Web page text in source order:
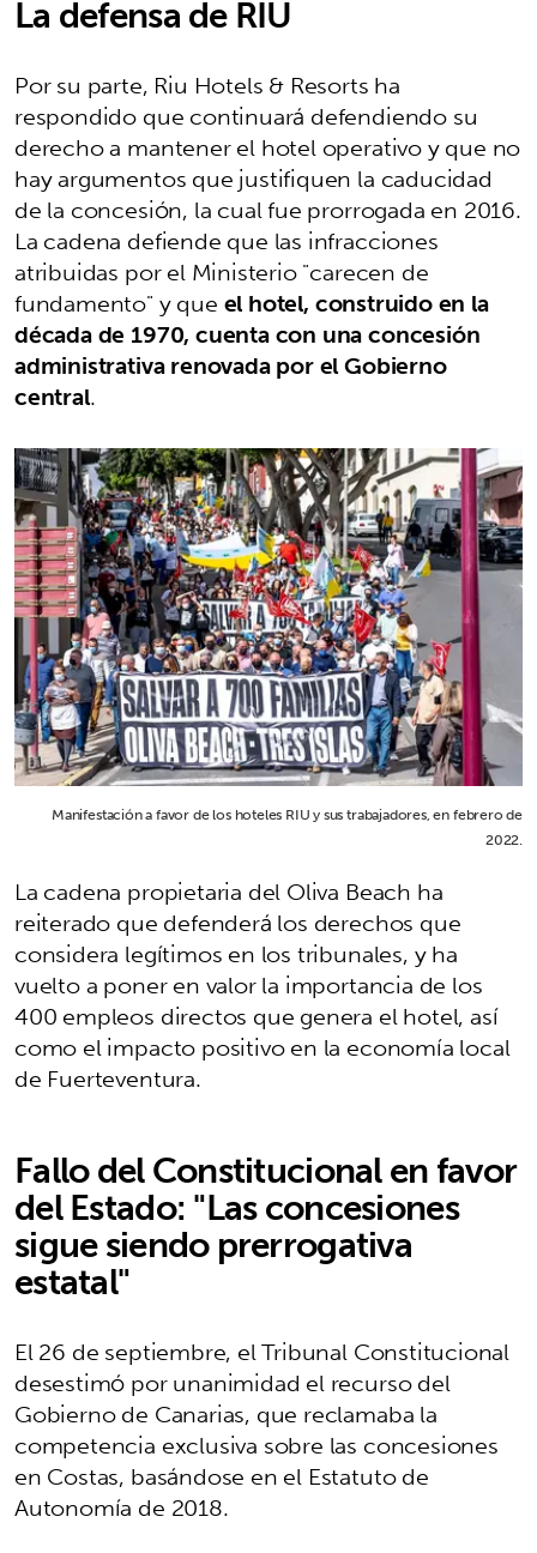
La defensa de RIU
Por su parte, Riu Hotels & Resorts ha
respondido que continuará defendiendo su
derecho a mantener el hotel operativo y que no
hay argumentos que justifiquen la caducidad
de la concesión, la cual fue prorrogada en 2016.
La cadena defiende que las infracciones
atribuidas por el Ministerio "carecen de
fundamento" y queel hotel, construido en la
década de 1970, cuenta con una concesión
administrativa renovada por el Gobierno
central.
Manifestación a favor de los hoteles RIU y sus trabajadores, en febrero de
2022.
La cadena propietaria del Oliva Beach ha
reiterado que defenderá los derechos que
considera legítimos en los tribunales, y ha
vuelto a poner en valor la importancia de los
400 empleos directos que genera el hotel, así
como el impacto positivo en la economía local
de Fuerteventura.
Fallo del Constitucional en favor
del Estado: "Las concesiones
sigue siendo prerrogativa
estatal"
El 26 de septiembre, el Tribunal Constitucional
desestimó por unanimidad el recurso del
Gobierno de Canarias, que reclamaba la
competencia exclusiva sobre las concesiones
en Costas, basándose en el Estatuto de
Autonomía de 2018.